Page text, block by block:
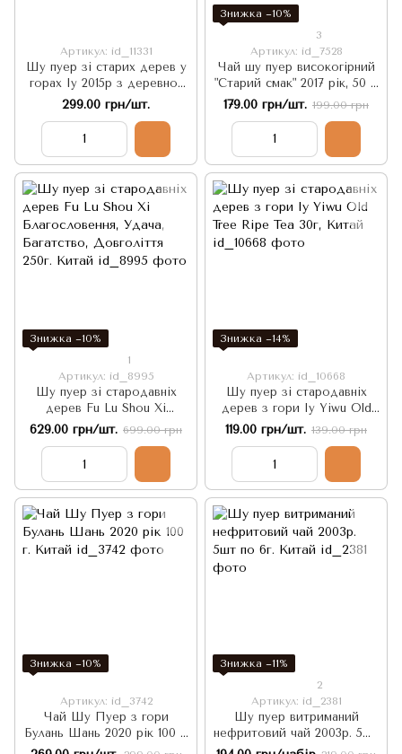
Артикул: id_11331
Шу пуер зі старих дерев у
горах Іу 2015р з деревно-
горіховим смаком та
відтінками шоколаду і
сухофруктів 90г, Китай
299.00 грн/шт.
Знижка −10%
3
Артикул: id_7528
Чай шу пуер високогірний
"Старий смак" 2017 рік, 50 г.
Китай
179.00 грн/шт. 199.00 грн
Знижка −10%
1
Артикул: id_8995
Шу пуер зі стародавніх
дерев Fu Lu Shou Xi
Благословення, Удача,
Багатство, Довголіття 250г.
629.00 грн/шт. 699.00 грн
Знижка −14%
Артикул: id_10668
Шу пуер зі стародавніх
дерев з гори Іу Yiwu Old
Tree Ripe Tea 30г, Китай
119.00 грн/шт. 139.00 грн
Знижка −10%
Артикул: id_3742
Чай Шу Пуер з гори
Булань Шань 2020 рік 100 г.
Китай
Знижка −11%
2
Артикул: id_2381
Шу пуер витриманий
нефритовий чай 2003р. 5шт
по 6г. Китай